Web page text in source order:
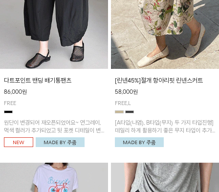
다트포인트 밴딩 배기통팬츠
86,000원
FREE
원단이 변경되어 재오픈되었어요~ 연그레이,
먹색 컬러가 추가되었고 뒷 포켓 디테일이 변
경되었습니다~가볍고 시원하게 착용되는 배
기통팬츠! 허리밴딩과 여유로운 통으로 편안해
[린넨45%]절개 항아리핏 린넨스커트
58,000원
FREE,L
[A타입(나염), B타입(무지) 두 가지 타입진행]
데일리 하게 활용하기 좋은 무지 타입이 추가
되었어요~ 볼륨감 있는 항아리핏 실루엣이 유
니크하며 포켓디테일이 POINT!